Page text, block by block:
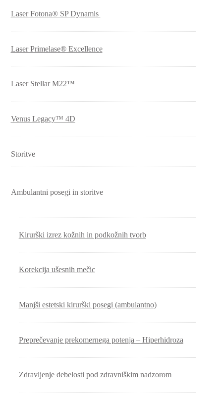
Laser Fotona® SP Dynamis
Laser Primelase® Excellence
Laser Stellar M22™
Venus Legacy™ 4D
Storitve
Ambulantni posegi in storitve
Kirurški izrez kožnih in podkožnih tvorb
Korekcija ušesnih mečic
Manjši estetski kirurški posegi (ambulantno)
Preprečevanje prekomernega potenja – Hiperhidroza
Zdravljenje debelosti pod zdravniškim nadzorom